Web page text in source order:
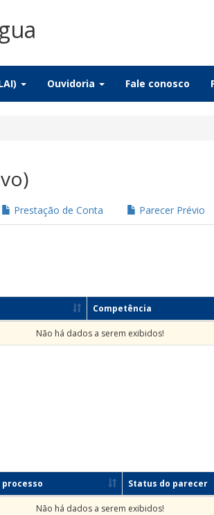
Ouvidoria Fale conosco
Prestação de Conta Parecer Prévio
Competência
Não há dados a serem exibidos!
Status do parecer
Não há dados a serem exibidos!